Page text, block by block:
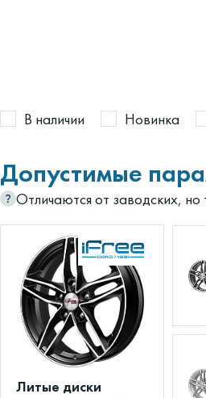
В наличии Новинка
Допустимые
Отличаются от заводских,
Литые диски